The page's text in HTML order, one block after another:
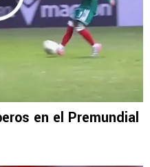
en el Premundial